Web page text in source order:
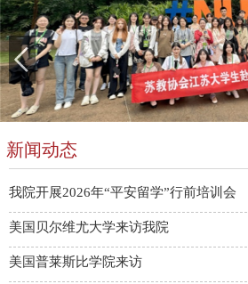
新闻动态
我院开展2026年“平安留学”行前培训会
美国贝尔维尤大学来访我院
美国普莱斯比学院来访